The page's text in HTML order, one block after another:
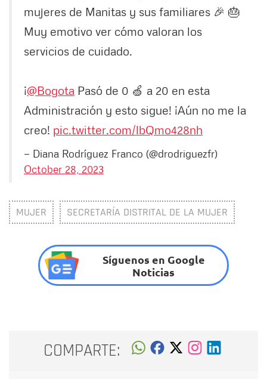
mujeres de Manitas y sus familiares 🎉 🎂
Muy emotivo ver cómo valoran los
servicios de cuidado.
¡@Bogota Pasó de 0 🍏 a 20 en esta
Administración y esto sigue! ¡Aún no me la
creo! pic.twitter.com/lbQmo428nh
— Diana Rodríguez Franco (@drodriguezfr)
October 28, 2023
MUJER SECRETARÍA DISTRITAL DE LA MUJER
Síguenos en Google
Noticias
COMPARTE: